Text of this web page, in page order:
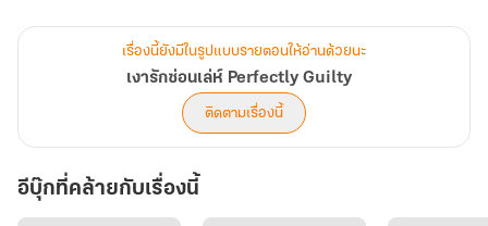
เรื่องนี้ยังมีในรูปแบบรายตอนให้อ่านด้วยนะ
เงารักซ่อนเล่ห์ Perfectly Guilty
ติดตามเรื่องนี้
อีบุ๊กที่คล้ายกับเรื่องนี้